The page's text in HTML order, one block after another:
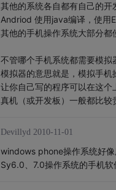
其他的系统各自都有自己的开
Andriod 使用java编译，使用
其他的手机操作系统大部分都
不管哪个手机系统都需要模拟
模拟器的意思就是，模拟手机
让你自己写的程序可以在这个
真机（或开发板）一般都比较
Devillyd 2010-11-01
windows phone操作系统好像
Sy6.0、7.0操作系统的手机软